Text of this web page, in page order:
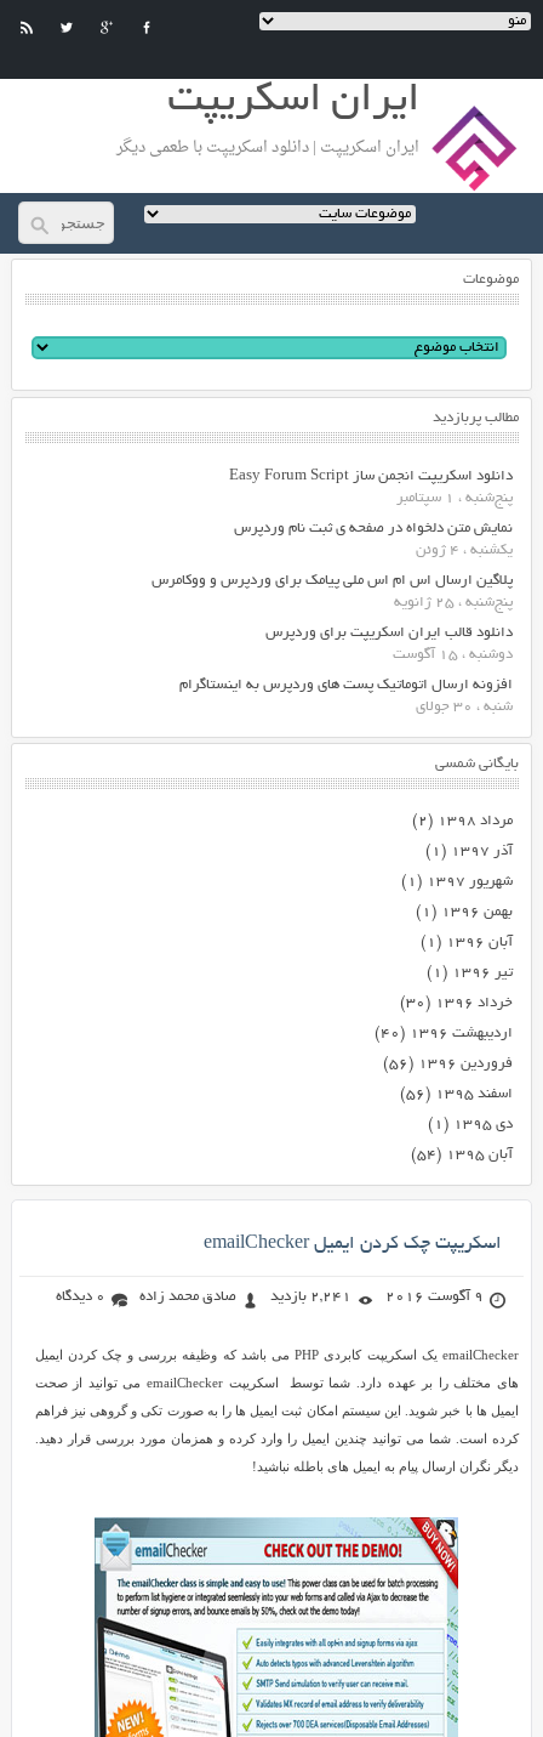
ایران اسکریپت
ایران اسکریپت | دانلود اسکریپت با طعمی دیگر
موضوعات
مطالب پربازدید
دانلود اسکریپت انجمن ساز Easy Forum Script
پنج‌شنبه ، 1 سپتامبر
نمایش متن دلخواه در صفحه ی ثبت نام وردپرس
یکشنبه ، 4 ژوئن
پلاگین ارسال اس ام اس ملی پیامک برای وردپرس و ووکامرس
پنج‌شنبه ، 25 ژانویه
دانلود قالب ایران اسکریپت برای وردپرس
دوشنبه ، 15 آگوست
افزونه ارسال اتوماتیک پست های وردپرس به اینستاگرام
شنبه ، 30 جولای
بایگانی شمسی
مرداد ۱۳۹۸
(۲)
آذر ۱۳۹۷
(۱)
شهریور ۱۳۹۷
(۱)
بهمن ۱۳۹۶
(۱)
آبان ۱۳۹۶
(۱)
تیر ۱۳۹۶
(۱)
خرداد ۱۳۹۶
(۳۰)
اردیبهشت ۱۳۹۶
(۴۰)
فروردین ۱۳۹۶
(۵۶)
اسفند ۱۳۹۵
(۵۶)
دی ۱۳۹۵
(۱)
آبان ۱۳۹۵
(۵۴)
اسکریپت چک کردن ایمیل emailChecker
9 آگوست 2016 2,241 بازدید صادق محمد زاده 0 دیدگاه
emailChecker یک اسکریپت کابردی PHP می باشد که وظیفه بررسی و چک کردن ایمیل
های مختلف را بر عهده دارد. شما توسط اسکریپت emailChecker می توانید از صحت
ایمیل ها با خبر شوید. این سیستم امکان ثبت ایمیل ها را به صورت تکی و گروهی نیز فراهم
کرده است. شما می توانید چندین ایمیل را وارد کرده و همزمان مورد بررسی قرار دهید.
دیگر نگران ارسال پیام به ایمیل های باطله نباشید!